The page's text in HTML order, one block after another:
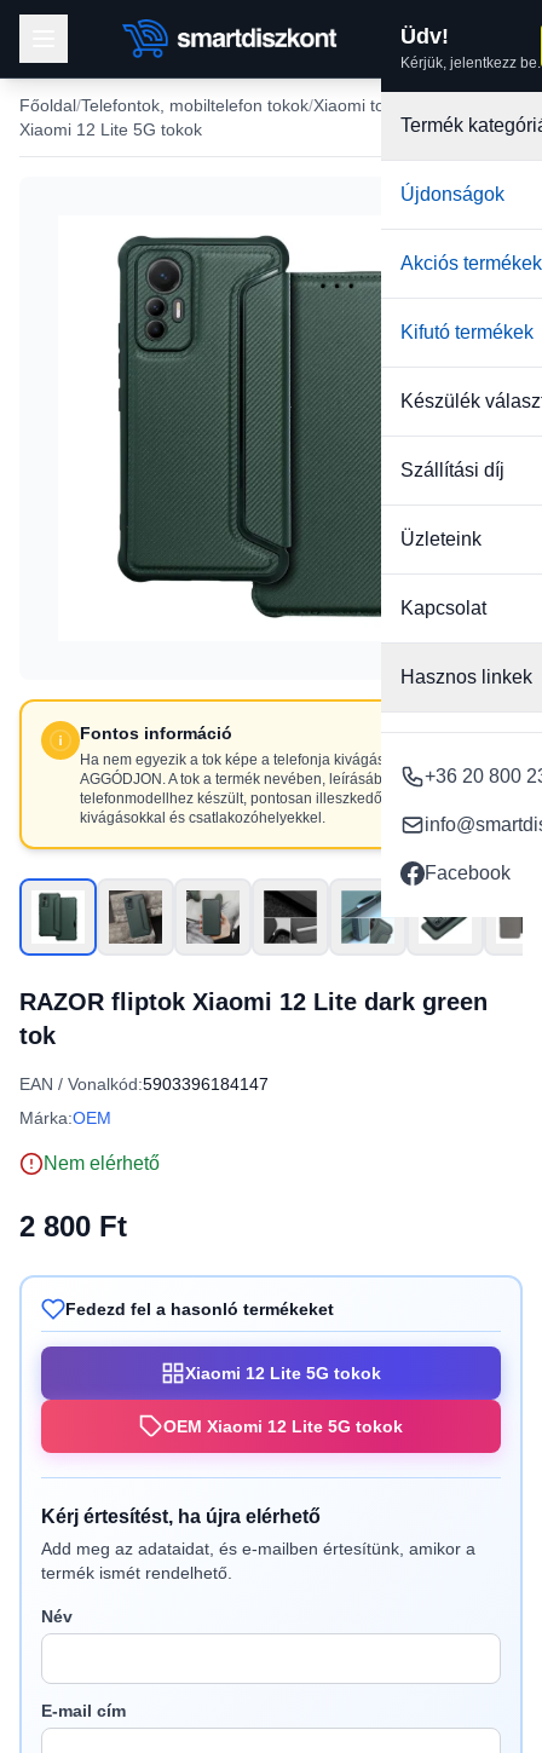
Üdv!
Kérjük, jelentkezz be.
Termék
Újdonságok
Akciós termékek
Kifutó termékek
Készülék
Szállítási díj
Üzleteink
Kapcsolat
Hasznos linkek
+36 20 800
Facebook
Főoldal Telefontok, mobiltelefon tokok Xiaomi tokok
Xiaomi 12 Lite 5G tokok
Fontos információ
Ha nem egyezik a tok képe a telefonja kivágásaival, NE
AGGÓDJON. A tok a termék nevében, leírásában szereplő
telefonmodellhez készült, pontosan illeszkedő
kivágásokkal és csatlakozóhelyekkel.
RAZOR fliptok Xiaomi 12 Lite dark green
tok
EAN / Vonalkód:5903396184147
Márka:OEM
Nem elérhető
2 800 Ft
Fedezd fel a hasonló termékeket
Xiaomi 12 Lite 5G tokok
OEM Xiaomi 12 Lite 5G tokok
Kérj értesítést, ha újra elérhető
Add meg az adataidat, és e-mailben értesítünk, amikor a
termék ismét rendelhető.
Név
E-mail cím